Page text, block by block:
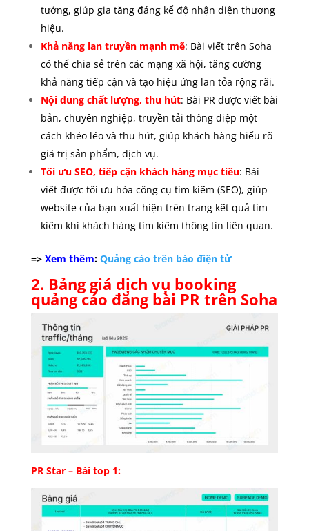
tưởng, giúp gia tăng đáng kể độ nhận diện thương
hiệu.
Khả năng lan truyền mạnh mẽ: Bài viết trên Soha
có thể chia sẻ trên các mạng xã hội, tăng cường
khả năng tiếp cận và tạo hiệu ứng lan tỏa rộng rãi.
Nội dung chất lượng, thu hút: Bài PR được viết bài
bản, chuyên nghiệp, truyền tải thông điệp một
cách khéo léo và thu hút, giúp khách hàng hiểu rõ
giá trị sản phẩm, dịch vụ.
Tối ưu SEO, tiếp cận khách hàng mục tiêu: Bài
viết được tối ưu hóa công cụ tìm kiếm (SEO), giúp
website của bạn xuất hiện trên trang kết quả tìm
kiếm khi khách hàng tìm kiếm thông tin liên quan.
=> Xem thêm: Quảng cáo trên báo điện tử
2. Bảng giá dịch vụ booking
quảng cáo đăng bài PR trên Soha
PR Star – Bài top 1: